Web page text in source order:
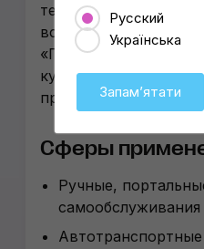
технологии и
все инновации. Девиз
«Производим
купить, а не товары,
продать»
Сферы
Ручные,
самообслуживания
Русский
Українська
Запамʼятати